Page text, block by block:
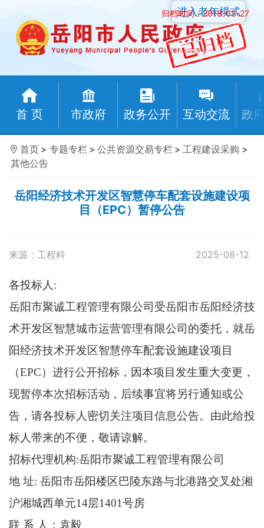
归档时间：2018-03-27
首 页 市政府 政务公开 互动交流 政
进入老年模式
首页 > 专题专栏 > 公共资源交易专栏 > 工程建设采购 >
其他公告
岳阳经济技术开发区智慧停车配套设施建设项
目（EPC）暂停公告
来源：工程科 2025-08-12
各投标人 :
岳阳市聚诚工程管理有限公司 受岳阳市岳阳经济技
术开发区智慧城市运营管理有限公司 的委托，就岳
阳经济技术开发区智慧停车配套设施建设项目
（EPC） 进行公开招标，因本项目发生重大变更，
现暂停本次招标活动，后续事宜将另行通知或公
告，请各投标人密切关注项目信息公告。由此给投
标人带来的不便，敬请谅解。
招标代理机构:岳阳市聚诚工程管理有限公司
地 址: 岳阳市岳阳楼区巴陵东路与北港路交叉处湘
沪湘城西单元14层1401号房
联 系 人： 袁毅